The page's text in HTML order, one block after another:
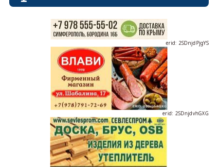
erid: 2SDnjdPjgYS
erid: 2SDnjdvhGXG